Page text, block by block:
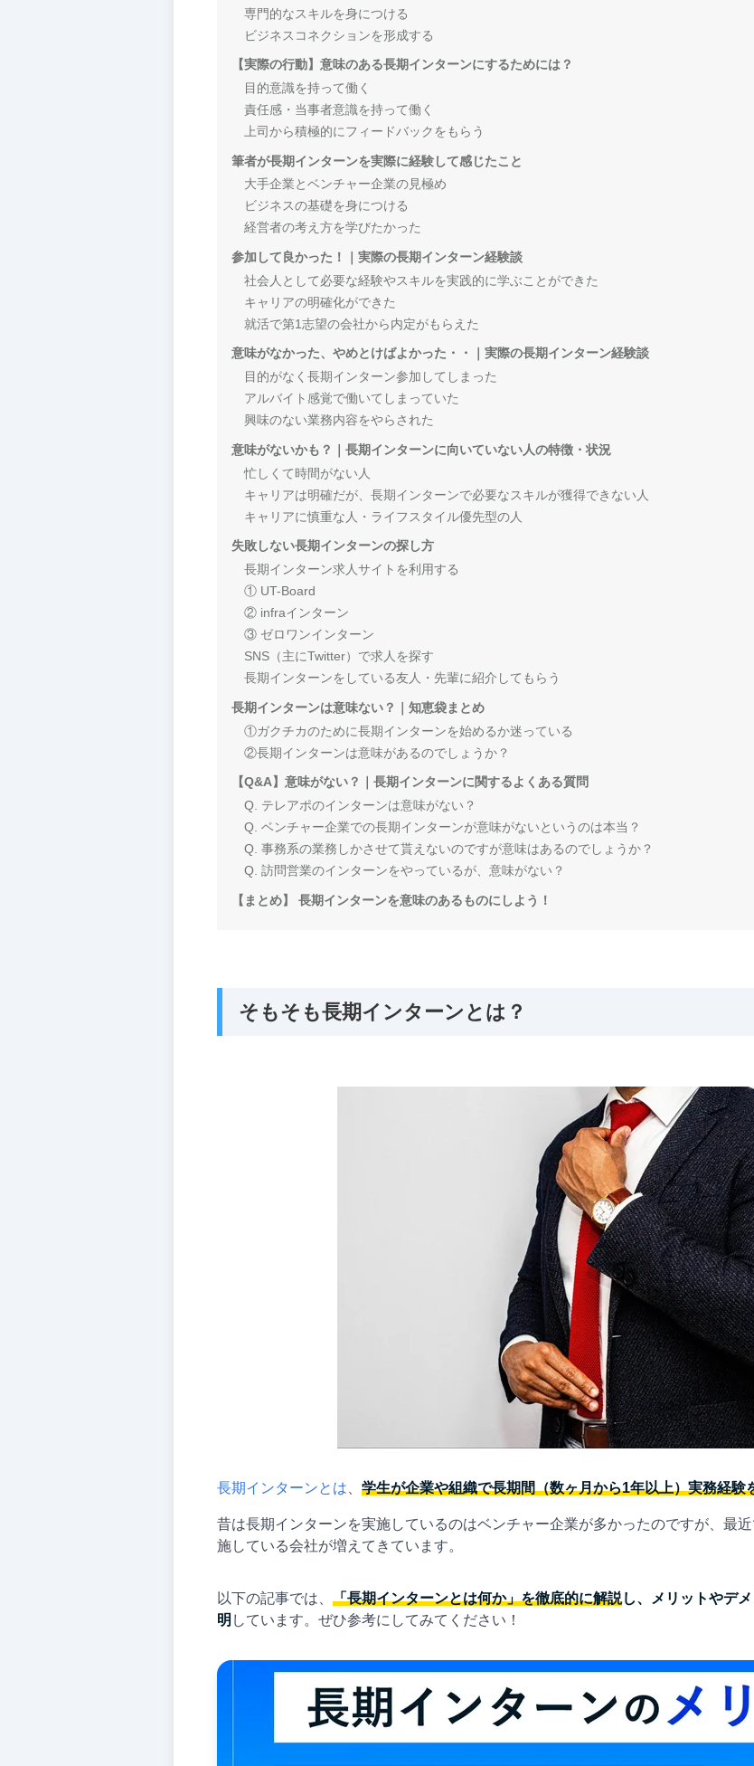
専門的なスキルを身につける
ビジネスコネクションを形成する
【実際の行動】意味のある長期インターンにするためには？
目的意識を持って働く
責任感・当事者意識を持って働く
上司から積極的にフィードバックをもらう
筆者が長期インターンを実際に経験して感じたこと
大手企業とベンチャー企業の見極め
ビジネスの基礎を身につける
経営者の考え方を学びたかった
参加して良かった！｜実際の長期インターン経験談
社会人として必要な経験やスキルを実践的に学ぶことができた
キャリアの明確化ができた
就活で第1志望の会社から内定がもらえた
意味がなかった、やめとけばよかった・・｜実際の長期インターン経験談
目的がなく長期インターン参加してしまった
アルバイト感覚で働いてしまっていた
興味のない業務内容をやらされた
意味がないかも？｜長期インターンに向いていない人の特徴・状況
忙しくて時間がない人
キャリアは明確だが、長期インターンで必要なスキルが獲得できない人
キャリアに慎重な人・ライフスタイル優先型の人
失敗しない長期インターンの探し方
長期インターン求人サイトを利用する
① UT-Board
② infraインターン
③ ゼロワンインターン
SNS（主にTwitter）で求人を探す
長期インターンをしている友人・先輩に紹介してもらう
長期インターンは意味ない？｜知恵袋まとめ
①ガクチカのために長期インターンを始めるか迷っている
②長期インターンは意味があるのでしょうか？
【Q&A】意味がない？｜長期インターンに関するよくある質問
Q. テレアポのインターンは意味がない？
Q. ベンチャー企業での長期インターンが意味がないというのは本当？
Q. 事務系の業務しかさせて貰えないのですが意味はあるのでしょうか？
Q. 訪問営業のインターンをやっているが、意味がない？
【まとめ】 長期インターンを意味のあるものにしよう！
そもそも長期インターンとは？
長期インターンとは 学生が企業や組織で長期間（数ヶ月から1年以上）実務経験
昔は長期インターンを実施しているのはベンチャー企業が多かったのですが、最
施している会社が増えてきています。
以下の記事では、 「長期インターンとは何か」を徹底的に解説し、メリットやデ
明 しています。ぜひ参考にしてみてください！